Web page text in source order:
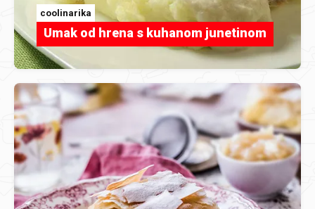
coolinarika
Umak od hrena s kuhanom junetinom